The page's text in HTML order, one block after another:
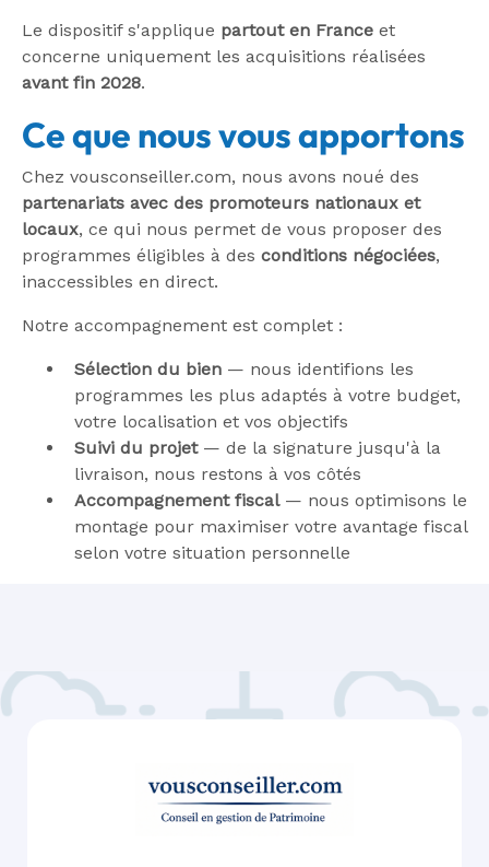
Le dispositif s'applique partout en France et
concerne uniquement les acquisitions réalisées
avant fin 2028.
Ce que nous vous apportons
Chez vousconseiller.com, nous avons noué des
partenariats avec des promoteurs nationaux et
locaux, ce qui nous permet de vous proposer des
programmes éligibles à des conditions négociées,
inaccessibles en direct.
Notre accompagnement est complet :
Sélection du bien — nous identifions les
programmes les plus adaptés à votre budget,
votre localisation et vos objectifs
Suivi du projet— de la signature jusqu'à la
livraison, nous restons à vos côtés
Accompagnement fiscal— nous optimisons le
montage pour maximiser votre avantage fiscal
selon votre situation personnelle